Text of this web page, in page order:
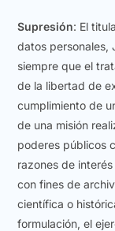
Supresión: El
datos personales,
siempre que el
de la libertad de
cumplimiento de
de una misión
poderes públicos
razones de
con fines de
científica o
formulación, el